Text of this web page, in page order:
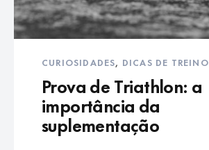
CURIOSIDADES, DICAS DE TREINO
Prova de Triathlon: a
importância da
suplementação